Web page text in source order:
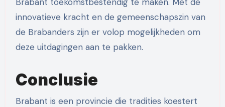
Brabant toekomstbestendig te maken. Met de
innovatieve kracht en de gemeenschapszin van
de Brabanders zijn er volop mogelijkheden om
deze uitdagingen aan te pakken.
Conclusie
Brabant is een provincie die tradities koestert